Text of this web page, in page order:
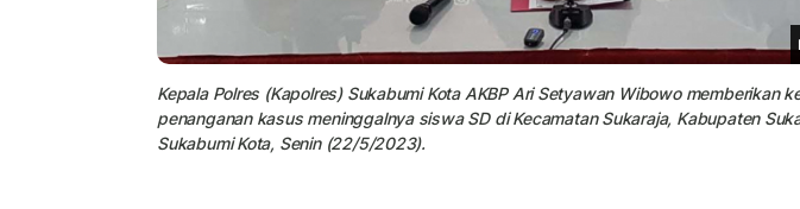
Kepala Polres (Kapolres) Sukabumi Kota AKBP Ari Setyawan Wibowo memberikan
penanganan kasus meninggalnya siswa SD di Kecamatan Sukaraja, Kabupaten
Sukabumi Kota, Senin (22/5/2023).